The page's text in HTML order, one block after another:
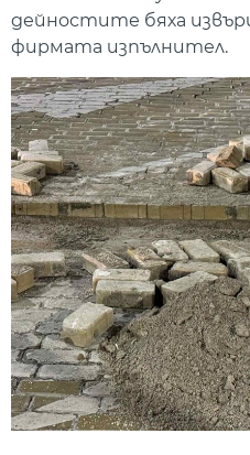
дейностите бяха
фирмата изпълнител.